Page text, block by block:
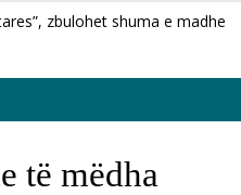
zbulohet shuma e madhe
të mëdha